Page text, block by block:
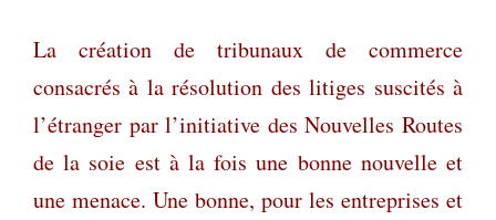
La création de tribunaux de commerce
consacrés à la résolution des litiges suscités à
l’étranger par l’initiative des Nouvelles Routes
de la soie est à la fois une bonne nouvelle et
une menace. Une bonne, pour les entreprises et